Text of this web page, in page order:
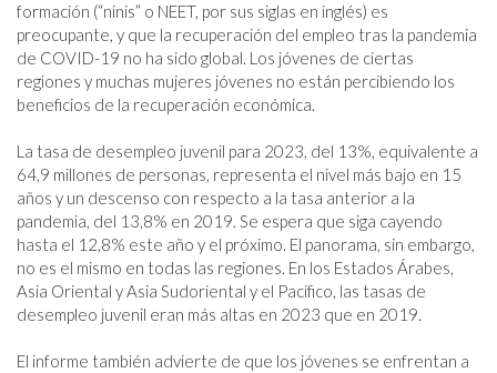
formación (“ninis” o NEET, por sus siglas en inglés) es
preocupante, y que la recuperación del empleo tras la pandemia
de COVID-19 no ha sido global. Los jóvenes de ciertas
regiones y muchas mujeres jóvenes no están percibiendo los
beneficios de la recuperación económica.
La tasa de desempleo juvenil para 2023, del 13%, equivalente a
64,9 millones de personas, representa el nivel más bajo en 15
años y un descenso con respecto a la tasa anterior a la
pandemia, del 13,8% en 2019. Se espera que siga cayendo
hasta el 12,8% este año y el próximo. El panorama, sin embargo,
no es el mismo en todas las regiones. En los Estados Árabes,
Asia Oriental y Asia Sudoriental y el Pacífico, las tasas de
desempleo juvenil eran más altas en 2023 que en 2019.
El informe también advierte de que los jóvenes se enfrentan a